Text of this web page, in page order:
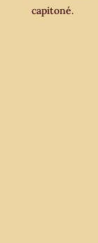
capitoné.